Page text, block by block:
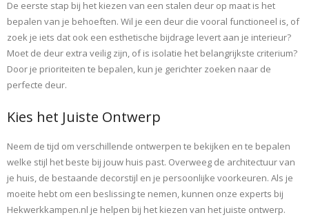
De eerste stap bij het kiezen van een stalen deur op maat is het
bepalen van je behoeften. Wil je een deur die vooral functioneel is, of
zoek je iets dat ook een esthetische bijdrage levert aan je interieur?
Moet de deur extra veilig zijn, of is isolatie het belangrijkste criterium?
Door je prioriteiten te bepalen, kun je gerichter zoeken naar de
perfecte deur.
Kies het Juiste Ontwerp
Neem de tijd om verschillende ontwerpen te bekijken en te bepalen
welke stijl het beste bij jouw huis past. Overweeg de architectuur van
je huis, de bestaande decorstijl en je persoonlijke voorkeuren. Als je
moeite hebt om een beslissing te nemen, kunnen onze experts bij
Hekwerkkampen.nl je helpen bij het kiezen van het juiste ontwerp.